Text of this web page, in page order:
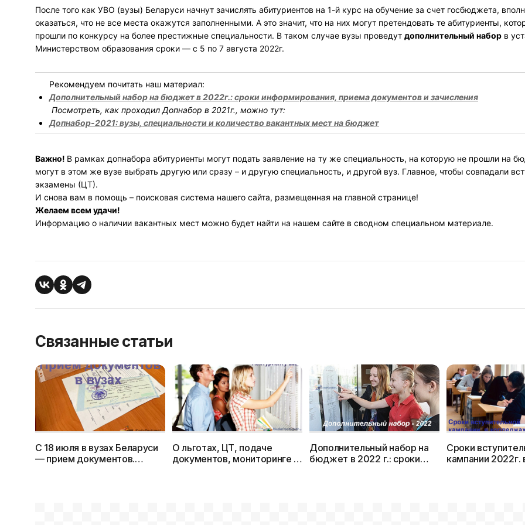
После того как УВО (вузы) Беларуси начнут зачислять абитуриентов на 1-й курс на обучение за счет госбюджета,
оказаться, что не все места окажутся заполненными. А это значит, что на них могут претендовать те абитуриенты,
прошли по конкурсу на более престижные специальности. В таком случае вузы проведут дополнительный набор в
Министерством образования сроки — с 5 по 7 августа 2022г.
Рекомендуем почитать наш материал:
Дополнительный набор на бюджет в 2022г.: сроки информирования, приема документов и зачисления
Посмотреть, как проходил Допнабор в 2021г., можно тут:
Допнабор-2021: вузы, специальности и количество вакантных мест на бюджет
Важно! В рамках допнабора абитуриенты могут подать заявление на ту же специальность, на которую не прошли на
могут в этом же вузе выбрать другую или сразу – и другую специальность, и другой вуз. Главное, чтобы совпадали
экзамены (ЦТ).
И снова вам в помощь – поисковая система нашего сайта, размещенная на главной странице!
Желаем всем удачи!
Информацию о наличии вакантных мест можно будет найти на нашем сайте в сводном специальном материале.
Связанные статьи
С 18 июля в вузах Беларуси
— прием документов.
О льготах, ЦТ, подаче
документов, мониторинге и
Дополнительный набор на
бюджет в 2022 г.: сроки
Сроки
кампании 2022г.